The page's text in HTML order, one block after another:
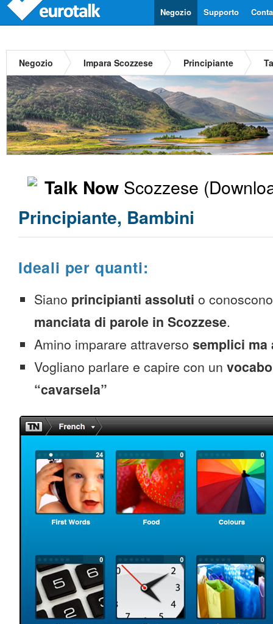
Supporto
Negozio
Negozio Impara Scozzese Principiante
Talk Now Scozzese
Principiante, Bambini
Ideali per quanti:
Siano principianti assoluti o
manciata di parole in Scozzese.
Amino imparare attraverso semplici
Vogliano parlare e capire con un
“cavarsela”